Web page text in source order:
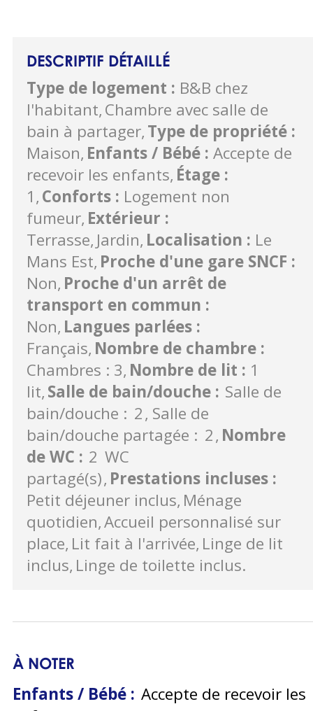
DESCRIPTIF DÉTAILLÉ
Type de logement : B&B chez
l'habitant Chambre avec salle de
bain à partager Type de propriété :
Maison Enfants / Bébé : Accepte de
recevoir les enfants Étage :
1 Conforts : Logement non
fumeur Extérieur :
Terrasse Jardin Localisation : Le
Mans Est Proche d'une gare SNCF :
Non Proche d'un arrêt de
transport en commun :
Non Langues parlées :
Français Nombre de chambre :
Chambres : 3 Nombre de lit : 1
lit Salle de bain/douche : Salle de
bain/douche : 2 Salle de
bain/douche partagée : 2 Nombre
de WC : 2 WC
partagé(s) Prestations incluses :
Petit déjeuner inclus Ménage
quotidien Accueil personnalisé sur
place Lit fait à l'arrivée Linge de lit
inclus Linge de toilette inclus
À NOTER
Enfants / Bébé : Accepte de recevoir les